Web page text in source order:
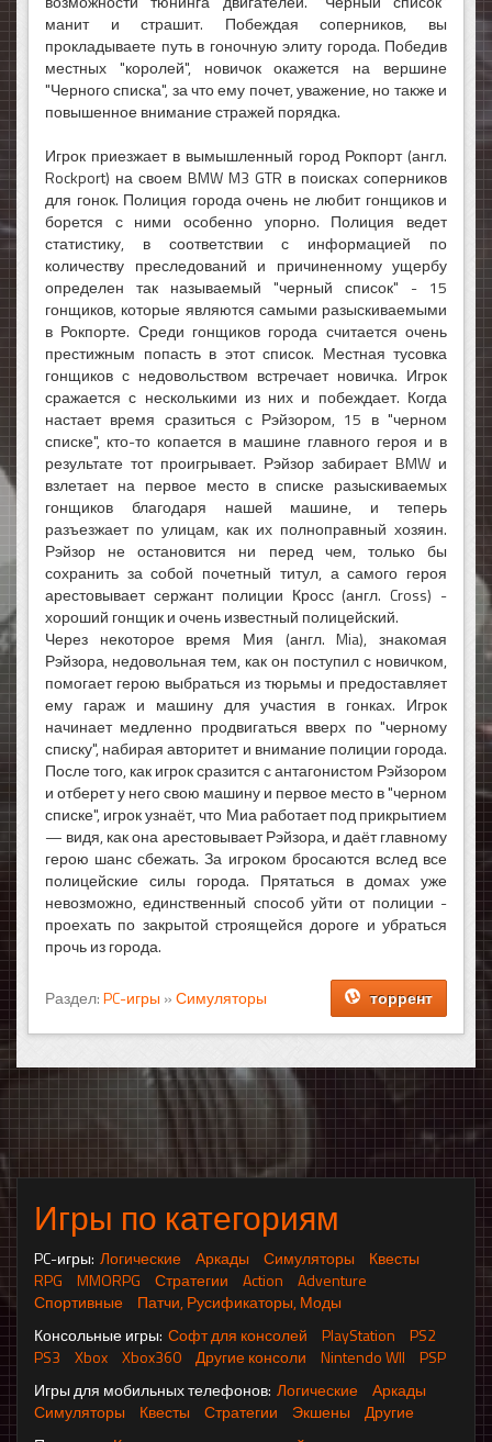
манит и страшит. Побеждая соперников, вы
прокладываете путь в гоночную элиту города. Победив
местных "королей", новичок окажется на вершине
"Черного списка", за что ему почет, уважение, но также и
повышенное внимание стражей порядка.
Игрок приезжает в вымышленный город Рокпорт (англ.
Rockport) на своем BMW M3 GTR в поисках соперников
для гонок. Полиция города очень не любит гонщиков и
борется с ними особенно упорно. Полиция ведет
статистику, в соответствии с информацией по
количеству преследований и причиненному ущербу
определен так называемый "черный список" - 15
гонщиков, которые являются самыми разыскиваемыми
в Рокпорте. Среди гонщиков города считается очень
престижным попасть в этот список. Местная тусовка
гонщиков с недовольством встречает новичка. Игрок
сражается с несколькими из них и побеждает. Когда
настает время сразиться с Рэйзором, 15 в "черном
списке", кто-то копается в машине главного героя и в
результате тот проигрывает. Рэйзор забирает BMW и
взлетает на первое место в списке разыскиваемых
гонщиков благодаря нашей машине, и теперь
разъезжает по улицам, как их полноправный хозяин.
Рэйзор не остановится ни перед чем, только бы
сохранить за собой почетный титул, а самого героя
арестовывает сержант полиции Кросс (англ. Cross) -
хороший гонщик и очень известный полицейский.
Через некоторое время Мия (англ. Mia), знакомая
Рэйзора, недовольная тем, как он поступил с новичком,
помогает герою выбраться из тюрьмы и предоставляет
ему гараж и машину для участия в гонках. Игрок
начинает медленно продвигаться вверх по "черному
списку", набирая авторитет и внимание полиции города.
После того, как игрок сразится с антагонистом Рэйзором
и отберет у него свою машину и первое место в "черном
списке", игрок узнаёт, что Миа работает под прикрытием
— видя, как она арестовывает Рэйзора, и даёт главному
герою шанс сбежать. За игроком бросаются вслед все
полицейские силы города. Прятаться в домах уже
невозможно, единственный способ уйти от полиции -
проехать по закрытой строящейся дороге и убраться
прочь из города.
Раздел:PC-игры»Симуляторы торрент
Игры по категориям
PC-игры: Логические Аркады Симуляторы
Квесты
RPG
MMORPG Стратегии Action
Adventure
Спортивные
Патчи, Русификаторы, Моды
Консольные игры: Софт для консолей PlayStation
PS2
PS3
Xbox Xbox360 Другие консоли Nintendo WII
PSP
Игры для мобильных телефонов: Логические
Аркады
Симуляторы
Квесты Стратегии Экшены
Другие